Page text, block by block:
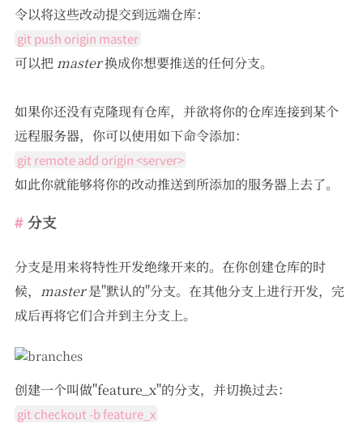
令以将这些改动提交到远端仓库：
git push origin master
可以把 master换成你想要推送的任何分支。
如果你还没有克隆现有仓库，并欲将你的仓库连接到某个
远程服务器，你可以使用如下命令添加：
git remote add origin <server>
如此你就能够将你的改动推送到所添加的服务器上去了。
分支
分支是用来将特性开发绝缘开来的。在你创建仓库的时
候， master是"默认的"分支。在其他分支上进行开发，完
成后再将它们合并到主分支上。
创建一个叫做"feature_x"的分支，并切换过去：
git checkout -b feature_x